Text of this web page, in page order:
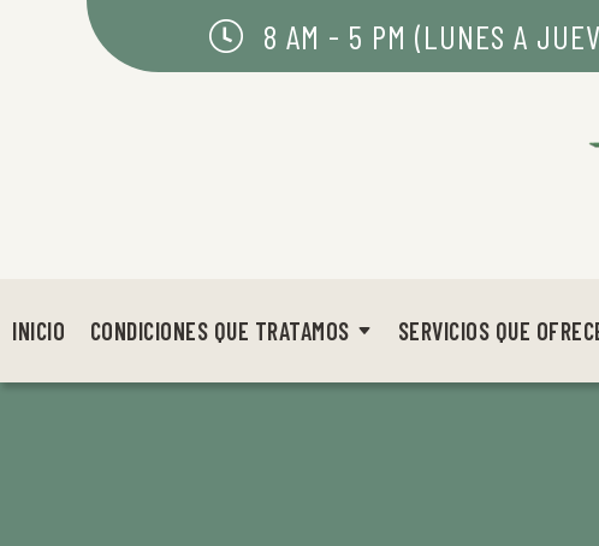
8 AM - 5 PM (LUNES A
INICIO CONDICIONES QUE TRATAMOS SERVICIOS QUE